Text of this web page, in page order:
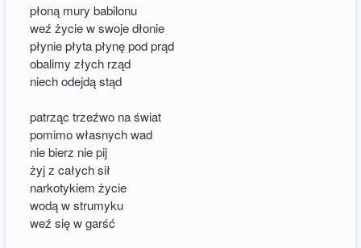
płoną mury babilonu
weź życie w swoje dłonie
płynie płyta płynę pod prąd
obalimy złych rząd
niech odejdą stąd
patrząc trzeźwo na świat
pomimo własnych wad
nie bierz nie pij
żyj z całych sił
narkotykiem życie
wodą w strumyku
weź się w garść